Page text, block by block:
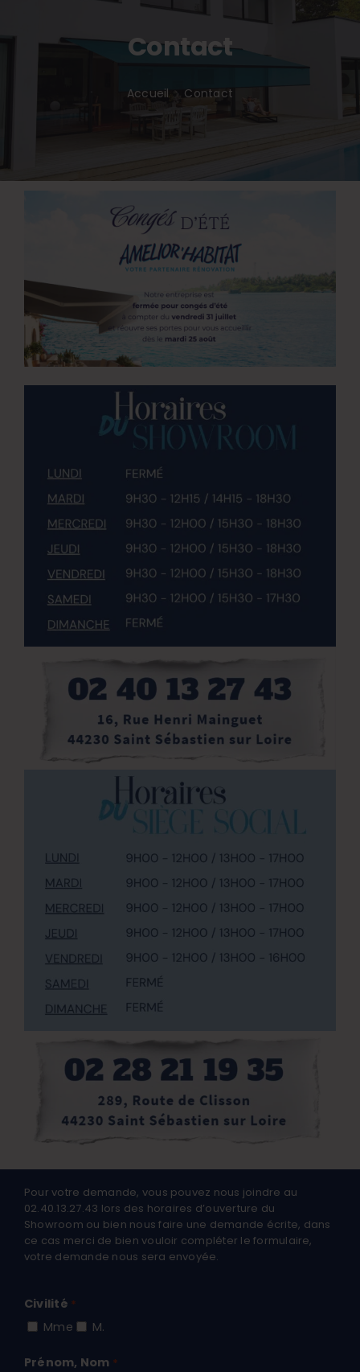
Contact
Accueil Contact
Pour votre demande, vous pouvez nous joindre au
02.40.13.27.43 lors des horaires d’ouverture du
Showroom ou bien nous faire une demande écrite, dans
ce cas merci de bien vouloir compléter le formulaire,
votre demande nous sera envoyée.
Civilité *
Mme M.
Prénom, Nom *